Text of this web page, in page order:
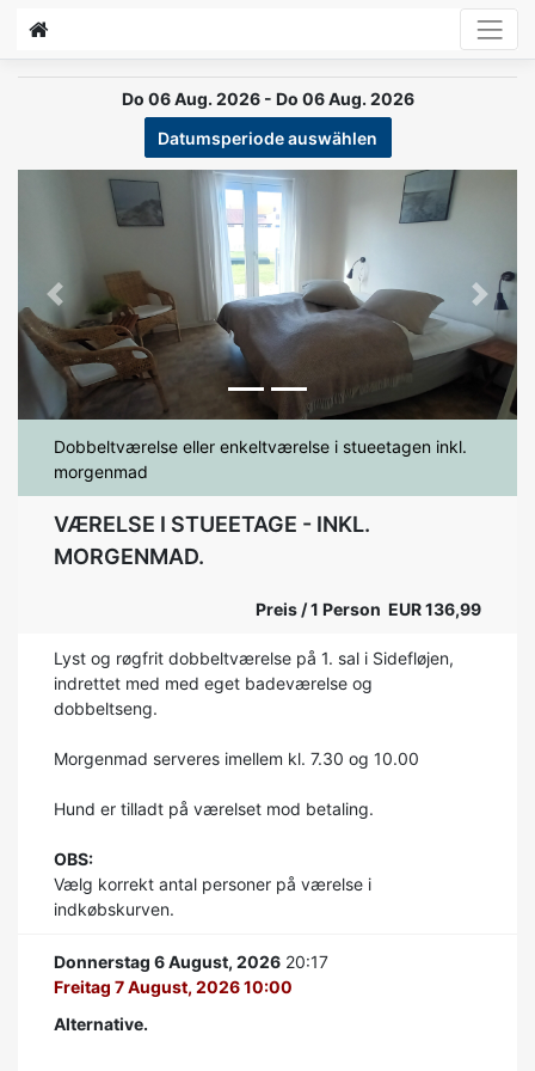
Do 06 Aug. 2026 - Do 06 Aug. 2026
Datumsperiode auswählen
Previous Next
Dobbeltværelse eller enkeltværelse i stueetagen inkl.
morgenmad
VÆRELSE I STUEETAGE - INKL.
MORGENMAD.
Preis / 1 Person EUR 136,99
Lyst og røgfrit dobbeltværelse på 1. sal i Sidefløjen,
indrettet med med eget badeværelse og
dobbeltseng.
Morgenmad serveres imellem kl. 7.30 og 10.00
Hund er tilladt på værelset mod betaling.
OBS:
Vælg korrekt antal personer på værelse i
indkøbskurven.
Donnerstag 6 August, 2026 20:17
Freitag 7 August, 2026 10:00
Alternative.